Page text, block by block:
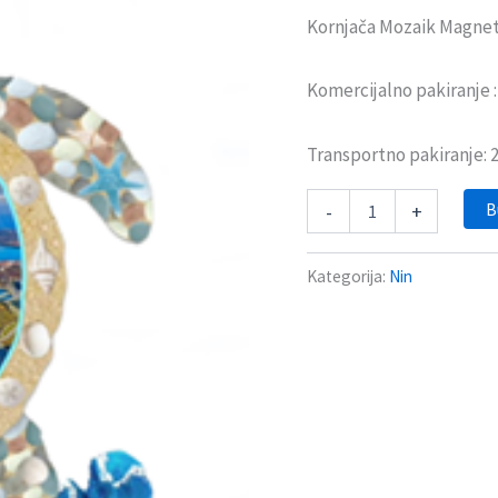
Kornjača Mozaik
Komercijalno pakiranje
Transportno pakiranje:
- +
Kategorija: Nin